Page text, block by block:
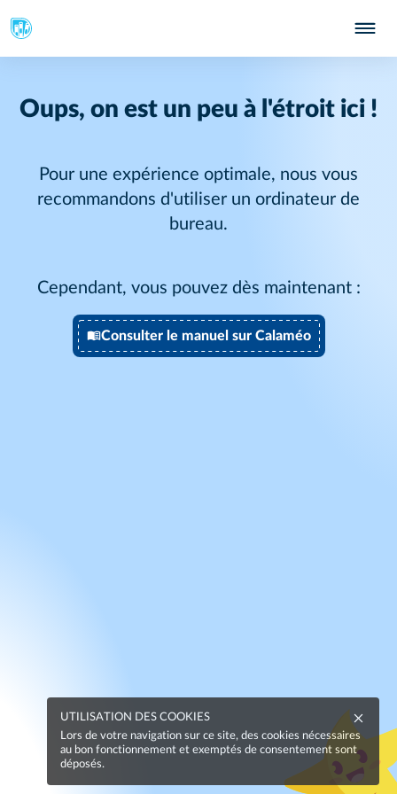
Oups, on est un peu à l'étroit ici !
Pour une expérience optimale, nous vous
recommandons d'utiliser un ordinateur de
bureau.
Cependant, vous pouvez dès maintenant :
Consulter le manuel sur Calaméo
UTILISATION DES COOKIES
Lors de votre navigation sur ce site, des cookies nécessaires
au bon fonctionnement et exemptés de consentement sont
déposés.